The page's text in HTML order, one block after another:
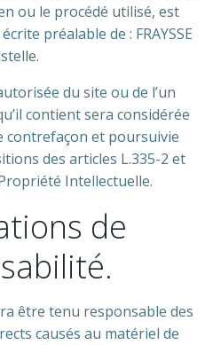
ou le procédé utilisé, est
préalable de : FRAYSSE
du site ou de l’un
contient sera considérée
contrefaçon et poursuivie
des articles L.335-2 et
Intellectuelle.
de
être tenu responsable des
causés au matériel de